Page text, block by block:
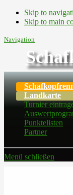
Skip to
Skip to main
Navigation
Landkarte
Turnier
Punktelisten
Partner
Menü schließen